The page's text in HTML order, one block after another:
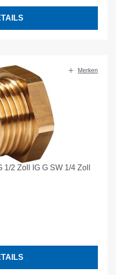
Merken
2 Zoll IG G SW 1/4 Zoll